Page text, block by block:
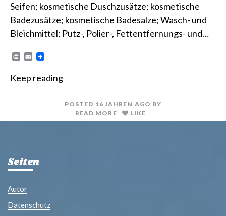
Seifen; kosmetische Duschzusätze; kosmetische
Badezusätze; kosmetische Badesalze; Wasch- und
Bleichmittel; Putz-, Polier-, Fettentfernungs- und…
n
E
i
Keep reading
POSTED 16 JAHREN AGO BY
READ MORE
LIKE
Seiten
Autor
Datenschutz